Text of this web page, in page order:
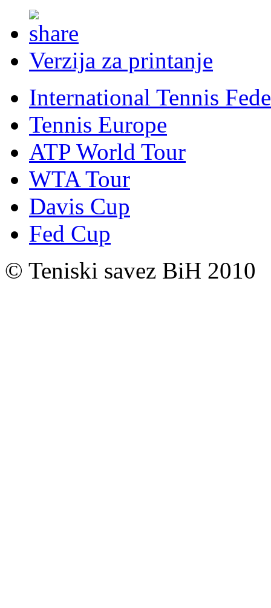
Verzija za printanje
International Tennis
Tennis Europe
ATP World Tour
WTA Tour
Davis Cup
Fed Cup
© Teniski savez BiH 2010